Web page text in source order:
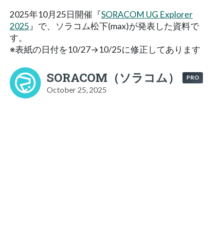
2025年10月25日開催『SORACOM UG Explorer
2025 』で、ソラコム松下(max)が発表した資料で
す。
※表紙の日付を10/27→10/25に修正してあります
SORACOM（ソラコム） PRO
October 25, 2025